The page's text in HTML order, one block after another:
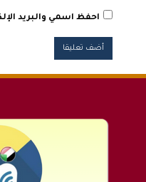
احفظ اسمي والبريد